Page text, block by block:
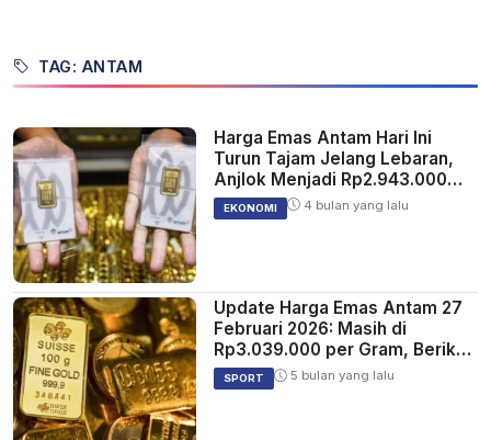
TAG: ANTAM
Harga Emas Antam Hari Ini
Turun Tajam Jelang Lebaran,
Anjlok Menjadi Rp2.943.000
per Gram
EKONOMI 4 bulan yang lalu
Update Harga Emas Antam 27
Februari 2026: Masih di
Rp3.039.000 per Gram, Berikut
Daftar Lengkapnya
SPORT 5 bulan yang lalu